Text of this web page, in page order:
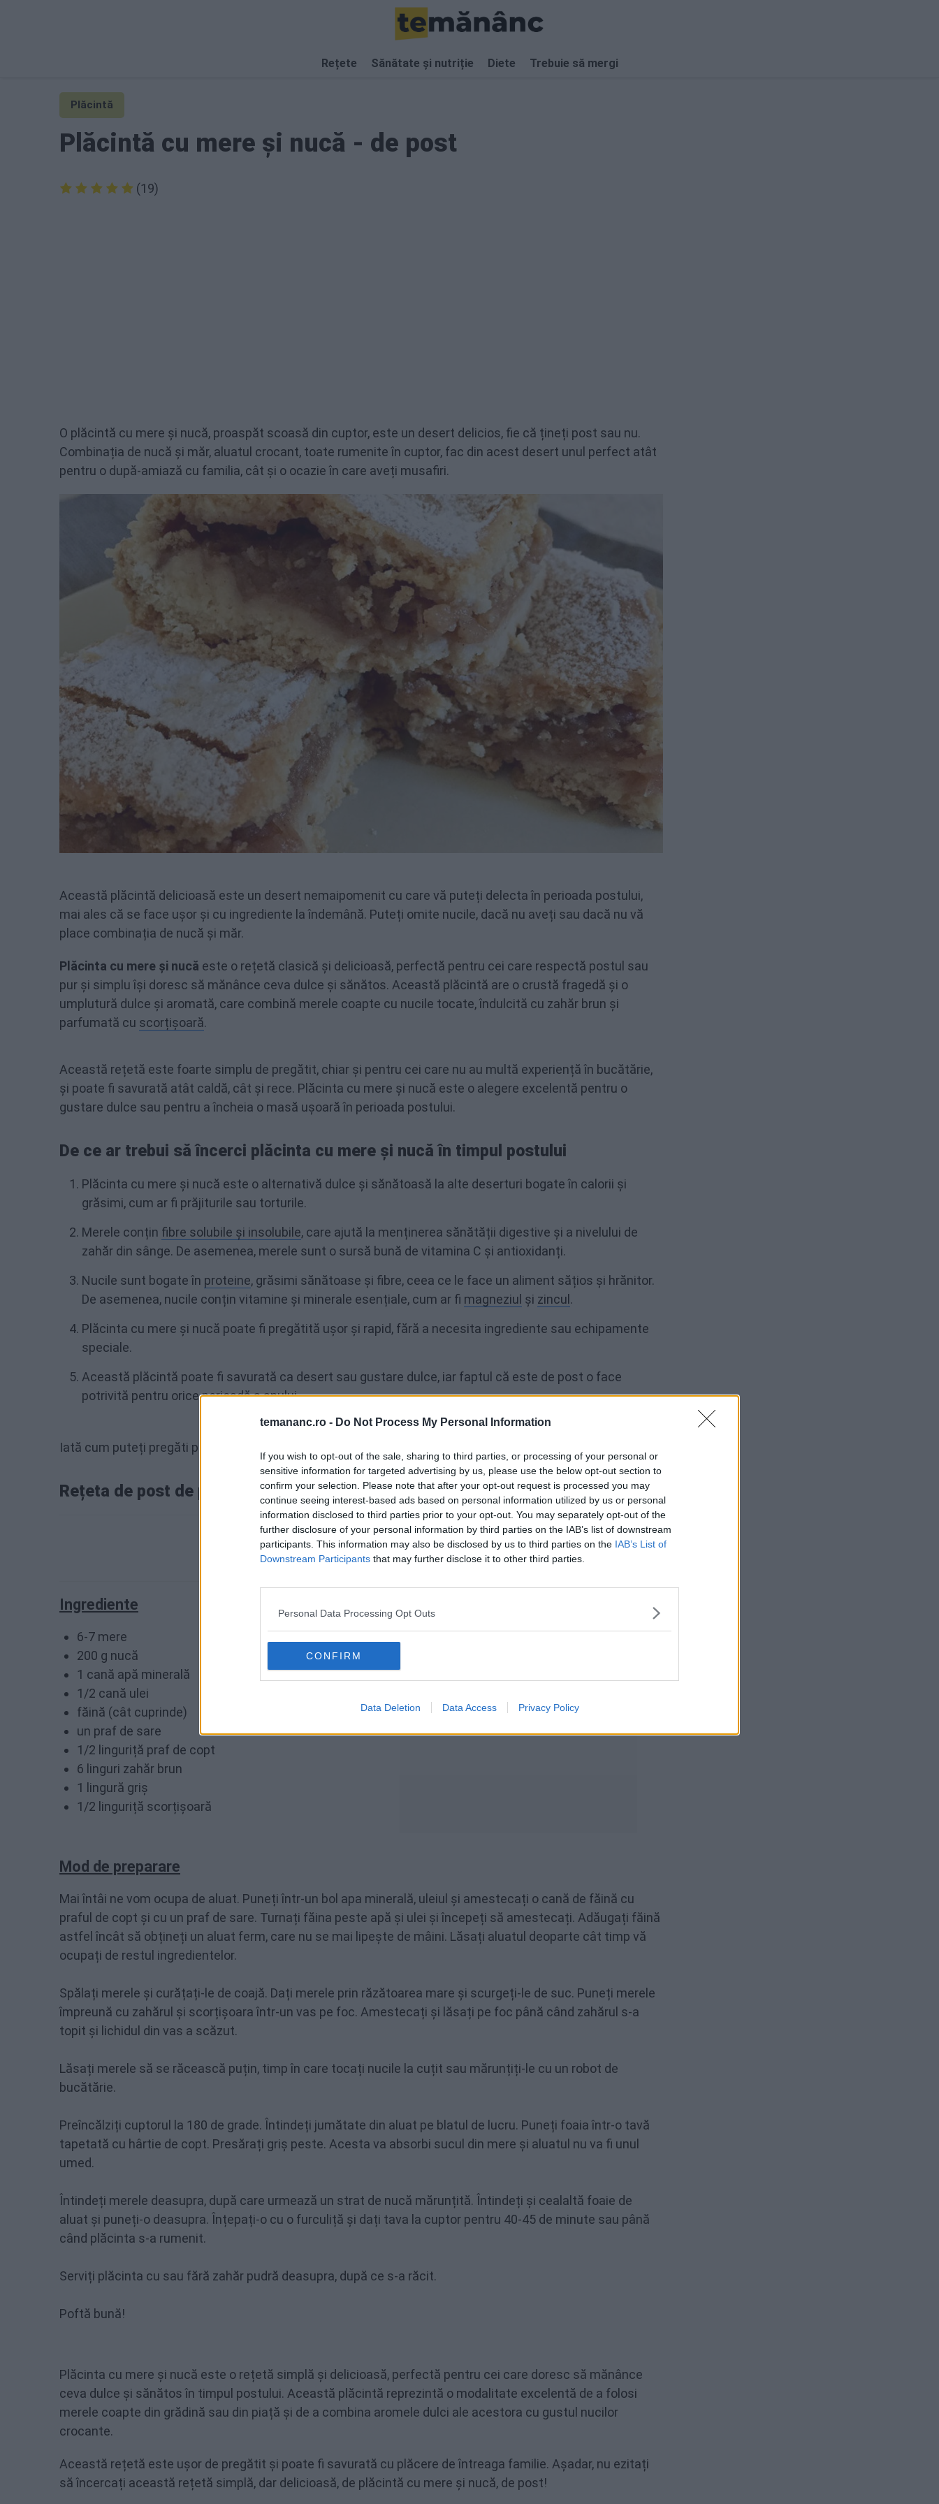
temananc.ro - Do Not Process My Personal Information
If you wish to opt-out of the sale, sharing to third parties, or processing of your personal or
sensitive information for targeted advertising by us, please use the below opt-out section to
confirm your selection. Please note that after your opt-out request is processed you may
continue seeing interest-based ads based on personal information utilized by us or personal
information disclosed to third parties prior to your opt-out. You may separately opt-out of the
further disclosure of your personal information by third parties on the IAB’s list of downstream
participants. This information may also be disclosed by us to third parties on the IAB’s List of
Downstream Participants that may further disclose it to other third parties.
Personal Data Processing Opt Outs
CONFIRM
Data Deletion Data Access Privacy Policy
Rețete Sănătate și nutriție Diete Trebuie să mergi
Plăcintă
Plăcintă cu mere și nucă - de post
(19)
O plăcintă cu mere și nucă, proaspăt scoasă din cuptor, este un desert delicios, fie că țineți post sau nu.
Combinația de nucă și măr, aluatul crocant, toate rumenite în cuptor, fac din acest desert unul perfect atât
pentru o după-amiază cu familia, cât și o ocazie în care aveți musafiri.
Această plăcintă delicioasă este un desert nemaipomenit cu care vă puteți delecta în perioada postului,
mai ales că se face ușor și cu ingrediente la îndemână. Puteți omite nucile, dacă nu aveți sau dacă nu vă
place combinația de nucă și măr.
Plăcinta cu mere și nucă este o rețetă clasică și delicioasă, perfectă pentru cei care respectă postul sau
pur și simplu își doresc să mănânce ceva dulce și sănătos. Această plăcintă are o crustă fragedă și o
umplutură dulce și aromată, care combină merele coapte cu nucile tocate, îndulcită cu zahăr brun și
parfumată cu scorțișoară.
Această rețetă este foarte simplu de pregătit, chiar și pentru cei care nu au multă experiență în bucătărie,
și poate fi savurată atât caldă, cât și rece. Plăcinta cu mere și nucă este o alegere excelentă pentru o
gustare dulce sau pentru a încheia o masă ușoară în perioada postului.
De ce ar trebui să încerci plăcinta cu mere și nucă în timpul postului
Plăcinta cu mere și nucă este o alternativă dulce și sănătoasă la alte deserturi bogate în calorii și
grăsimi, cum ar fi prăjiturile sau torturile.
Merele conțin fibre solubile și insolubile, care ajută la menținerea sănătății digestive și a nivelului de
zahăr din sânge. De asemenea, merele sunt o sursă bună de vitamina C și antioxidanți.
Nucile sunt bogate în proteine, grăsimi sănătoase și fibre, ceea ce le face un aliment sățios și hrănitor.
De asemenea, nucile conțin vitamine și minerale esențiale, cum ar fi magneziul și zincul .
Plăcinta cu mere și nucă poate fi pregătită ușor și rapid, fără a necesita ingrediente sau echipamente
speciale.
Această plăcintă poate fi savurată ca desert sau gustare dulce, iar faptul că este de post o face
potrivită pentru orice perioadă a anului.
Iată cum puteți pregăti plăcinta cu mere și nucă, de post, în propria bucătărie.
Rețeta de post de plăcintă cu mere și nucă
Timp total
1 oră
Ingrediente
6-7 mere
200 g nucă
1 cană apă minerală
1/2 cană ulei
făină (cât cuprinde)
un praf de sare
1/2 linguriță praf de copt
6 linguri zahăr brun
1 lingură griș
1/2 linguriță scorțișoară
Mod de preparare
Mai întâi ne vom ocupa de aluat. Puneți într-un bol apa minerală, uleiul și amestecați o cană de făină cu
praful de copt și cu un praf de sare. Turnați făina peste apă și ulei și începeți să amestecați. Adăugați făină
astfel încât să obțineți un aluat ferm, care nu se mai lipește de mâini. Lăsați aluatul deoparte cât timp vă
ocupați de restul ingredientelor.
Spălați merele și curățați-le de coajă. Dați merele prin răzătoarea mare și scurgeți-le de suc. Puneți merele
împreună cu zahărul și scorțișoara într-un vas pe foc. Amestecați și lăsați pe foc până când zahărul s-a
topit și lichidul din vas a scăzut.
Lăsați merele să se răcească puțin, timp în care tocați nucile la cuțit sau mărunțiți-le cu un robot de
bucătărie.
Preîncălziți cuptorul la 180 de grade. Întindeți jumătate din aluat pe blatul de lucru. Puneți foaia într-o tavă
tapetată cu hârtie de copt. Presărați griș peste. Acesta va absorbi sucul din mere și aluatul nu va fi unul
umed.
Întindeți merele deasupra, după care urmează un strat de nucă mărunțită. Întindeți și cealaltă foaie de
aluat și puneți-o deasupra. Înțepați-o cu o furculiță și dați tava la cuptor pentru 40-45 de minute sau până
când plăcinta s-a rumenit.
Serviți plăcinta cu sau fără zahăr pudră deasupra, după ce s-a răcit.
Poftă bună!
Plăcinta cu mere și nucă este o rețetă simplă și delicioasă, perfectă pentru cei care doresc să mănânce
ceva dulce și sănătos în timpul postului. Această plăcintă reprezintă o modalitate excelentă de a folosi
merele coapte din grădină sau din piață și de a combina aromele dulci ale acestora cu gustul nucilor
crocante.
Această rețetă este ușor de pregătit și poate fi savurată cu plăcere de întreaga familie. Așadar, nu ezitați
să încercați această rețetă simplă, dar delicioasă, de plăcintă cu mere și nucă, de post!